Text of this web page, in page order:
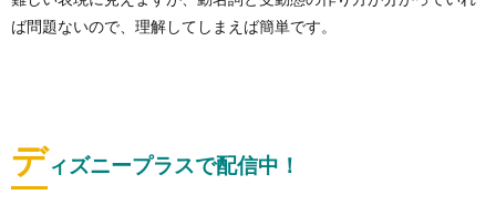
ば問題ないので、理解してしまえば簡単です。
ディズニープラスで配信中！